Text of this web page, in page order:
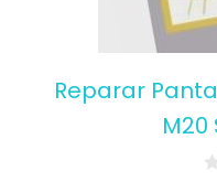
Reparar
M20